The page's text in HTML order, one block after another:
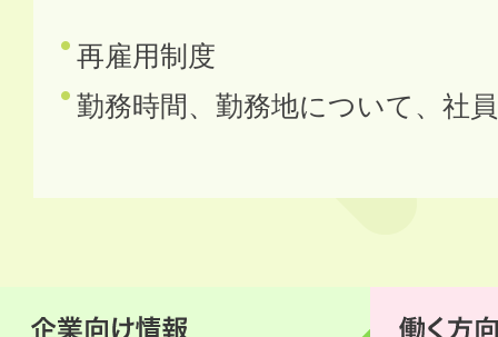
再雇用制度
勤務時間、勤務地について、社